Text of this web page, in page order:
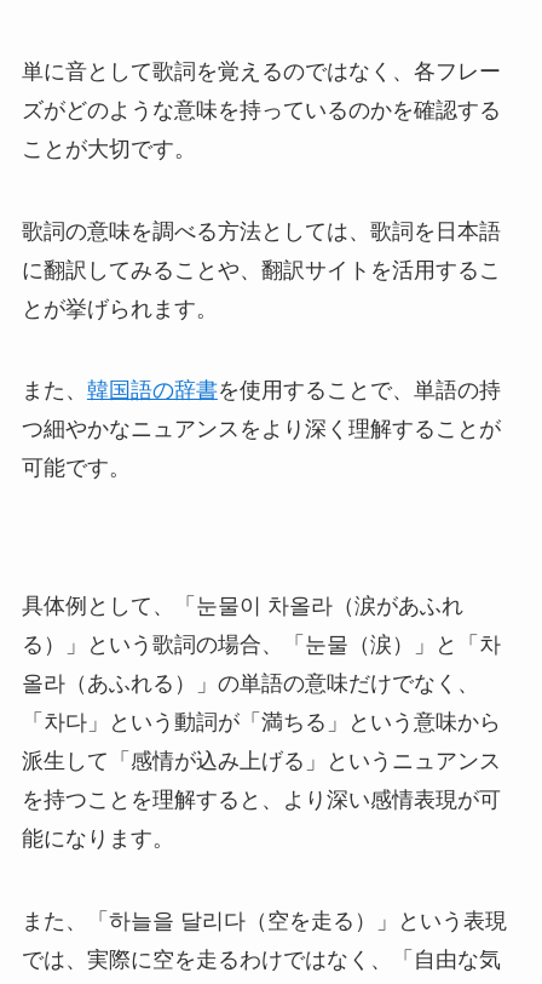
単に音として歌詞を覚えるのではなく、各フレー
ズがどのような意味を持っているのかを確認する
ことが大切です。
歌詞の意味を調べる方法としては、歌詞を日本語
に翻訳してみることや、翻訳サイトを活用するこ
とが挙げられます。
また、 韓国語の辞書を使用することで、単語の持
つ細やかなニュアンスをより深く理解することが
可能です。
具体例として、「눈물이 차올라（涙があふれ
る）」という歌詞の場合、「눈물（涙）」と「차
올라（あふれる）」の単語の意味だけでなく、
「차다」という動詞が「満ちる」という意味から
派生して「感情が込み上げる」というニュアンス
を持つことを理解すると、より深い感情表現が可
能になります。
また、「하늘을 달리다（空を走る）」という表現
では、実際に空を走るわけではなく、「自由な気